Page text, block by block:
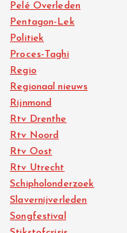
Pelé Overleden
Pentagon-Lek
Politiek
Proces-Taghi
Regio
Regionaal nieuws
Rijnmond
Rtv Drenthe
Rtv Noord
Rtv Oost
Rtv Utrecht
Schipholonderzoek
Slavernijverleden
Songfestival